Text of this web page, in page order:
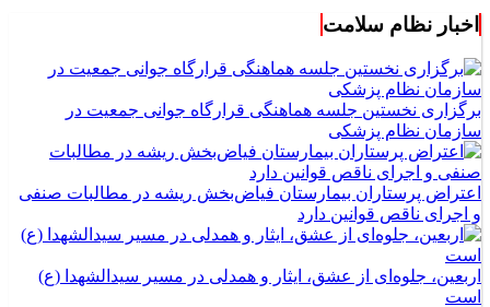
اخبار نظام سلامت
برگزاری نخستین جلسه هماهنگی قرارگاه جوانی جمعیت در
سازمان نظام پزشکی
اعتراض پرستاران بیمارستان فیاض‌بخش ریشه در مطالبات صنفی
و اجرای ناقص قوانین دارد
اربعین، جلوه‌ای از عشق، ایثار و همدلی در مسیر سیدالشهدا (ع)
است